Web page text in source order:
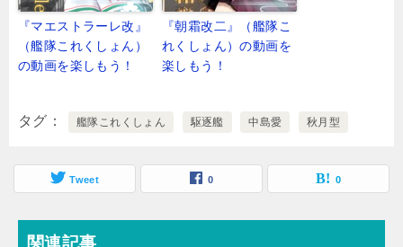
『マエストラーレ改』
（艦隊これくしょん）
の動画を楽しもう！
『朝霜改二』（艦隊こ
れくしょん）の動画を
楽しもう！
タグ 艦隊これくしょん 駆逐艦 中島愛 秋月型
Tweet 0 0
関連記事